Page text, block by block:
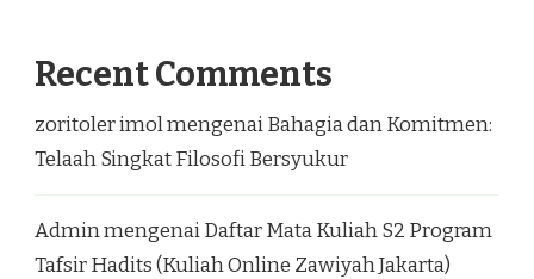
Recent Comments
zoritoler imolmengenaiBahagia dan Komitmen:
Telaah Singkat Filosofi Bersyukur
AdminmengenaiDaftar Mata Kuliah S2 Program
Tafsir Hadits (Kuliah Online Zawiyah Jakarta)